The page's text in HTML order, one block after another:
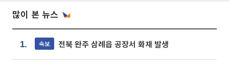
많이 본 뉴스
1. 속보 전북 완주 삼례읍 공장서 화재 발생